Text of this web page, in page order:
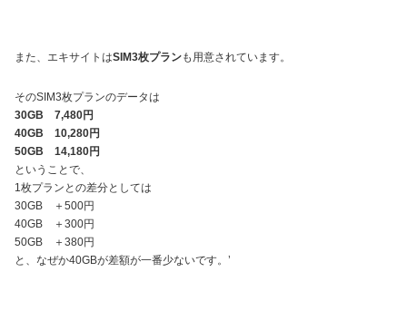
また、エキサイトはSIM3枚プランも用意されています。
そのSIM3枚プランのデータは
30GB 7,480円
40GB 10,280円
50GB 14,180円
ということで、
1枚プランとの差分としては
30GB ＋500円
40GB ＋300円
50GB ＋380円
と、なぜか40GBが差額が一番少ないです。’